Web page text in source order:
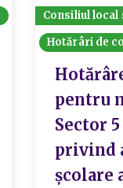
Consiliul local
Hotărâri de
pentru
Sector 5
privind
şcolare